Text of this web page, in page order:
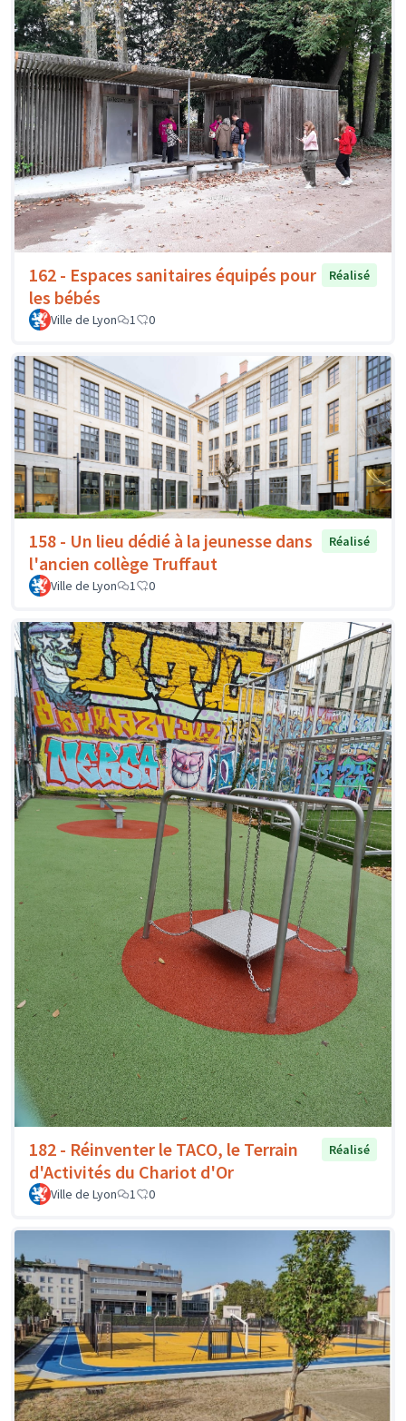
162 - Espaces sanitaires équipés pour
les bébés
Réalisé
Ville de Lyon 1 0
158 - Un lieu dédié à la jeunesse dans
l'ancien collège Truffaut
Réalisé
Ville de Lyon 1 0
182 - Réinventer le TACO, le Terrain
d'Activités du Chariot d'Or
Réalisé
Ville de Lyon 1 0